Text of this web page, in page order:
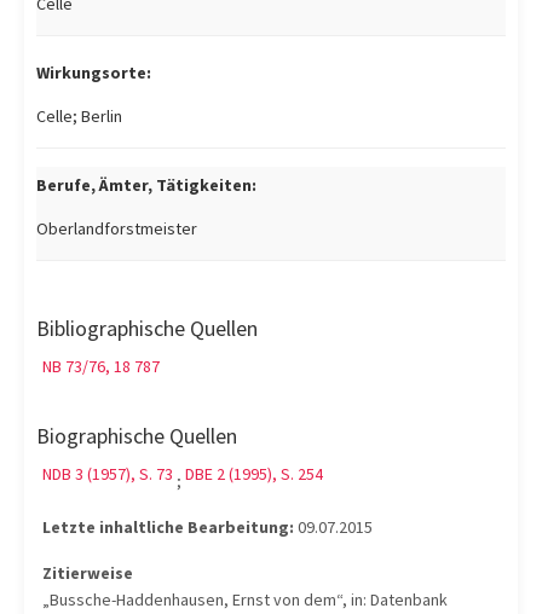
Wirkungsorte:
Celle; Berlin
Berufe, Ämter, Tätigkeiten:
Oberlandforstmeister
Bibliographische Quellen
NB 73/76, 18 787
Biographische Quellen
NDB 3 (1957), S. 73 ; DBE 2 (1995), S. 254
Letzte inhaltliche Bearbeitung: 09.07.2015
Zitierweise
„Bussche-Haddenhausen, Ernst von dem“, in: Datenbank